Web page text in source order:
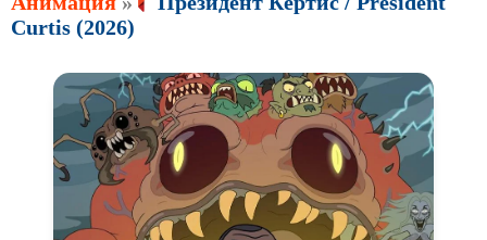
Curtis (2026)